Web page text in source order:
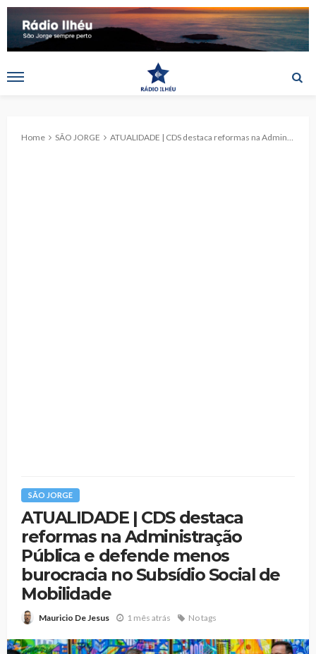
Home SÃO JORGE ATUALIDADE | CDS destaca reformas na Administração Pública e defende menos burocracia no Subsídio Social de Mobilidade
SÃO JORGE
ATUALIDADE | CDS destaca
reformas na Administração
Pública e defende menos
burocracia no Subsídio Social de
Mobilidade
Mauricio De Jesus 1 mês atrás No tags